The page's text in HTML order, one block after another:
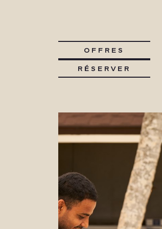
OFFRES
RÉSERVER